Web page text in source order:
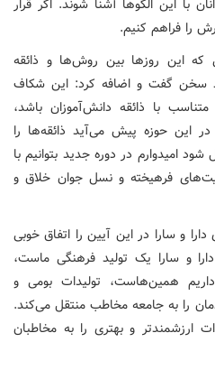
با این الگوها آشنا شوند. اگر قرار
را فراهم کنیم.
این روزها بین روش‌ها و ذائقه
سخن گفت و اضافه کرد: این شکاف
با ذائقه دانش‌آموزان باشد،
این حوزه پیش می‌آید ذائقه‌ها را
امیدوارم در دوره جدید بتوانیم با
فرهیخته و نسل جوان خلاق و
و سارا در این آیین را اتفاق خوبی
و سارا یک تولید فرهنگی ماست،
همین‌هاست، تولیدات بومی و
را به جامعه مخاطب منتقل می‌کند.
ارزشمندتر و بهتری را به مخاطبان